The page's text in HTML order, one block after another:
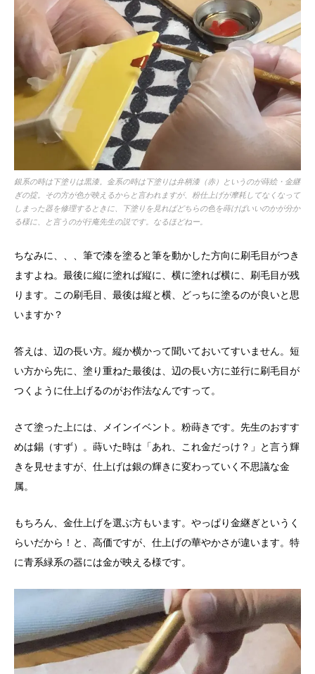
銀系の時は下塗りは黒漆。金系の時は下塗りは弁柄漆（赤）というのが蒔絵・金継
ぎの掟。その方が色が映えるからと言われますが、粉仕上げが摩耗してなくなって
しまった器を修理するときに、下塗りを見ればどちらの色を蒔けばいいのかが分か
る様に、と言うのが行庵先生の説です。なるほどねー。
ちなみに、、、筆で漆を塗ると筆を動かした方向に刷毛目がつき
ますよね。最後に縦に塗れば縦に、横に塗れば横に、刷毛目が残
ります。この刷毛目、最後は縦と横、どっちに塗るのが良いと思
いますか？
答えは、辺の長い方。縦か横かって聞いておいてすいません。短
い方から先に、塗り重ねた最後は、辺の長い方に並行に刷毛目が
つくように仕上げるのがお作法なんですって。
さて塗った上には、メインイベント。粉蒔きです。先生のおすす
めは錫（すず）。蒔いた時は「あれ、これ金だっけ？」と言う輝
きを見せますが、仕上げは銀の輝きに変わっていく不思議な金
属。
もちろん、金仕上げを選ぶ方もいます。やっぱり金継ぎというく
らいだから！と、高価ですが、仕上げの華やかさが違います。特
に青系緑系の器には金が映える様です。